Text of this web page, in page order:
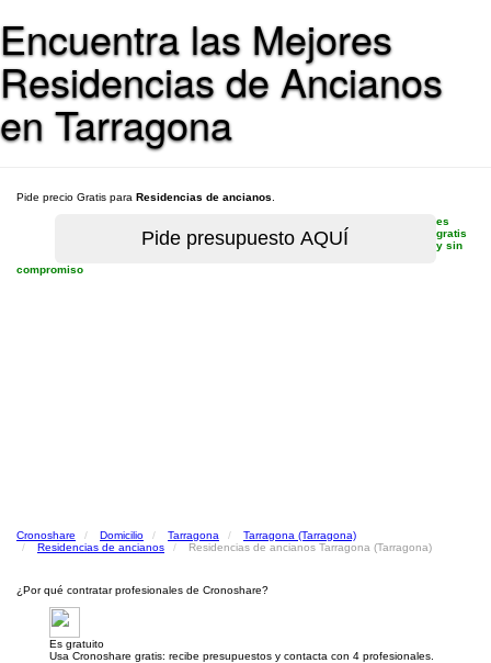
Encuentra las Mejores
Residencias de Ancianos
en Tarragona
Pide precio Gratis para Residencias de ancianos
es
gratis
y sin
compromiso
Cronoshare Domicilio Tarragona
Tarragona (Tarragona)
Residencias de ancianos
Residencias de ancianos Tarragona (Tarragona)
¿Por qué contratar profesionales de Cronoshare?
Es gratuito
Usa Cronoshare gratis: recibe presupuestos y contacta con 4 profesionales.